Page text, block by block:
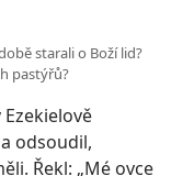
starali o Boží lid?
pastýřů?
odsoudil,
Řekl: „Mé ovce